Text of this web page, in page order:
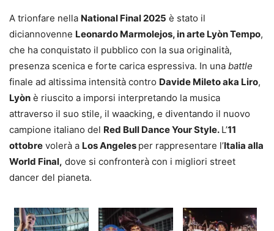
A trionfare nella National Final 2025 è stato il
diciannovenne Leonardo Marmolejos, in arte Lyòn Tempo,
che ha conquistato il pubblico con la sua originalità,
presenza scenica e forte carica espressiva. In una battle
finale ad altissima intensità contro Davide Mileto aka Liro,
Lyòn è riuscito a imporsi interpretando la musica
attraverso il suo stile, il waacking, e diventando il nuovo
campione italiano del Red Bull Dance Your Style. L’11
ottobre volerà a Los Angeles per rappresentare l’Italia alla
World Final, dove si confronterà con i migliori street
dancer del pianeta.